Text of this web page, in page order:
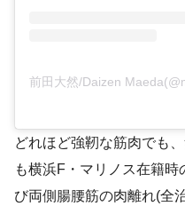
前田大然/Daizen
どれほど強靭な筋肉でも
も横浜F・マリノス在籍
び両側腸腰筋の肉離れ(全